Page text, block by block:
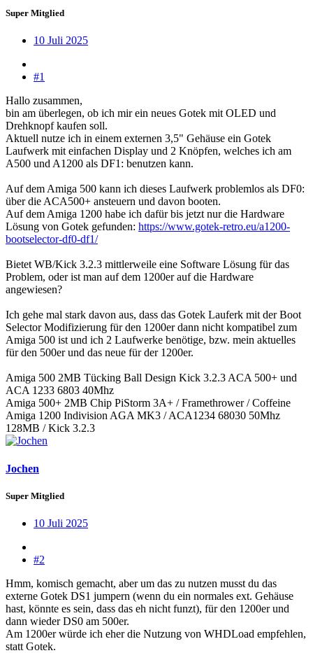
Super Mitglied
10 Juli 2025
#1
Hallo zusammen,
bin am überlegen, ob ich mir ein neues Gotek mit OLED und
Drehknopf kaufen soll.
Aktuell nutze ich in einem externen 3,5" Gehäuse ein Gotek
Laufwerk mit einfachen Display und 2 Knöpfen, welches ich am
A500 und A1200 als DF1: benutzen kann.
Auf dem Amiga 500 kann ich dieses Laufwerk problemlos als DF0:
über die ACA500+ ansteuern und davon booten.
Auf dem Amiga 1200 habe ich dafür bis jetzt nur die Hardware
Lösung von Gotek gefunden: https://www.gotek-retro.eu/a1200-
bootselector-df0-df1/
Bietet WB/Kick 3.2.3 mittlerweile eine Software Lösung für das
Problem, oder ist man auf dem 1200er auf die Hardware
angewiesen?
Ich gehe mal stark davon aus, dass das Gotek Lauferk mit der Boot
Selector Modifizierung für den 1200er dann nicht kompatibel zum
Amiga 500 ist und ich 2 Laufwerke benötige, bzw. mein aktuelles
für den 500er und das neue für der 1200er.
Amiga 500 2MB Tücking Ball Design Kick 3.2.3 ACA 500+ und
ACA 1233 6803 40Mhz
Amiga 500+ 2MB Chip PiStorm 3A+ / Framethrower / Coffeine
Amiga 1200 Indivision AGA MK3 / ACA1234 68030 50Mhz
128MB / Kick 3.2.3
Jochen
Super Mitglied
10 Juli 2025
#2
Hmm, komisch gemacht, aber um das zu nutzen musst du das
externe Gotek DS1 jumpern (wenn du ein normales ext. Gehäuse
hast, könnte es sein, dass das eh nicht funzt), für den 1200er und
dann wieder DS0 am 500er.
Am 1200er würde ich eher die Nutzung von WHDLoad empfehlen,
statt Gotek.